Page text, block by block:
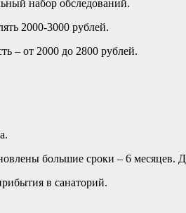
набор обследований.
2000-3000 рублей.
– от 2000 до 2800 рублей.
большие сроки – 6 месяцев.
в санаторий.